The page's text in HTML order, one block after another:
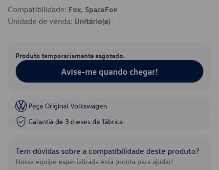
Compatibilidade: Fox, SpaceFox
Unidade de venda: Unitário(a)
Produto temporariamente esgotado.
Avise-me quando chegar!
Peça Original Volkswagen
Garantia de 3 meses de fábrica
Tem dúvidas sobre a compatibilidade deste produto?
Nossa equipe especializada está pronta para ajudar!